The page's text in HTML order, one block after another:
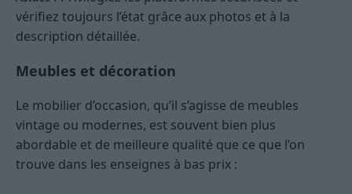
vérifiez toujours l’état grâce aux photos et à la
description détaillée.
Meubles et décoration
Le mobilier d’occasion, qu’il s’agisse de meubles
vintage ou modernes, est souvent bien plus
abordable et de meilleure qualité que ce que l’on
trouve dans les enseignes à bas prix :